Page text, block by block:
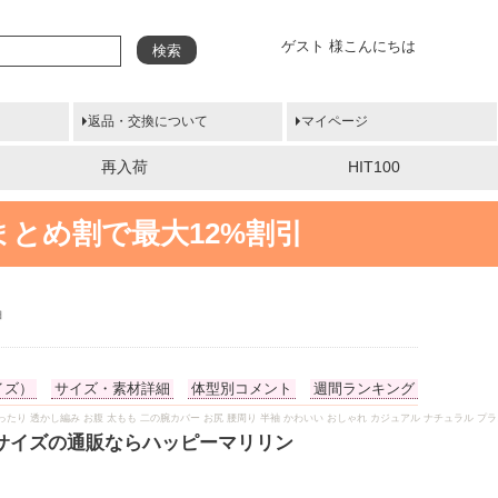
ゲスト 様こんにちは
検索
返品・交換について マイページ
再入荷 HIT100
め割で最大12%割引
） サイズ・素材詳細 体型別コメント 週間ランキング
り 透かし編み お腹 太もも 二の腕カバー お尻 腰周り 半袖 かわいい おしゃれ カジュアル ナチュラル プ
ズの通販ならハッピーマリリン